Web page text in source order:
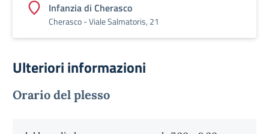
Infanzia di Cherasco
Cherasco - Viale Salmatoris, 21
Ulteriori informazioni
Orario del plesso